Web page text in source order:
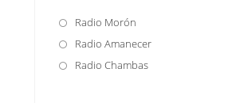
Radio Morón
abre
en
Radio AmanecerSe
Radio ChambasSe